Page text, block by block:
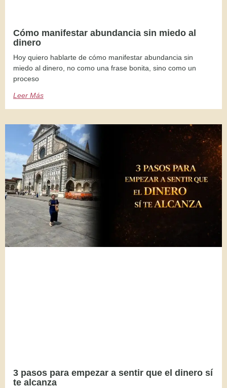
Cómo manifestar abundancia sin miedo al
dinero
Hoy quiero hablarte de cómo manifestar abundancia sin
miedo al dinero, no como una frase bonita, sino como un
proceso
Leer Más
3 pasos para empezar a sentir que el dinero sí
te alcanza